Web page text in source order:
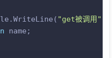
"get被调用"
name;